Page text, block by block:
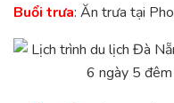
Buổi trưa: Ăn trưa tại